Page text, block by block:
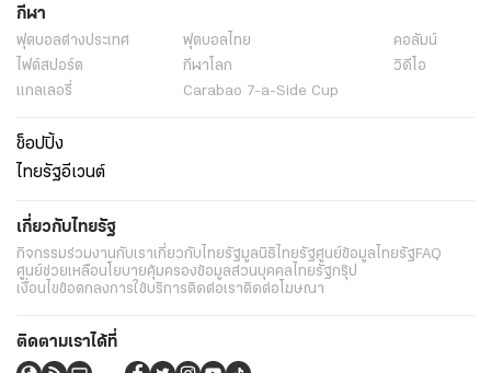
กีฬา
ฟุตบอลต่่างประเทศ ฟุตบอลไทย
คอลัมน์
ไฟต์สปอร์ต
กีฬาโลก
วิดีโอ
แกลเลอรี่
Carabao 7-a-Side Cup
ช็อปปิ้ง
ไทยรัฐอีเวนต์
เกี่ยวกับไทยรัฐ
กิจกรรมร่วมงานกับเราเกี่ยวกับไทยรัฐมูลนิธิไทยรัฐศูนย์ข้อมูลไทยรัฐFAQ
ศูนย์ช่วยเหลือนโยบายคุ้มครองข้อมูลส่วนบุคคลไทยรัฐกรุ๊ป
เงื่อนไขข้อตกลงการใช้บริการติดต่อเราติดต่อโฆษณา
ติดตามเราได้ที่